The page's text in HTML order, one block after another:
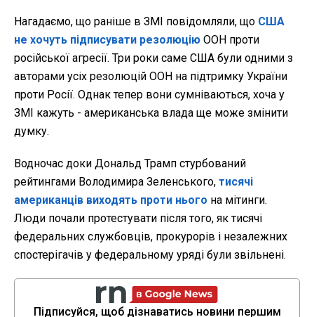
Нагадаємо, що раніше в ЗМІ повідомляли, що США
не хочуть підписувати резолюцію ООН проти
російської агресії. Три роки саме США були одними з
авторами усіх резолюцій ООН на підтримку України
проти Росії. Однак тепер вони сумніваються, хоча у
ЗМІ кажуть - американська влада ще може змінити
думку.
Водночас доки Дональд Трамп стурбований
рейтингами Володимира Зеленського, тисячі
американців виходять проти нього на мітинги.
Люди почали протестувати після того, як тисячі
федеральних службовців, прокурорів і незалежних
спостерігачів у федеральному уряді були звільнені.
Підписуйся, щоб дізнаватись новини першим